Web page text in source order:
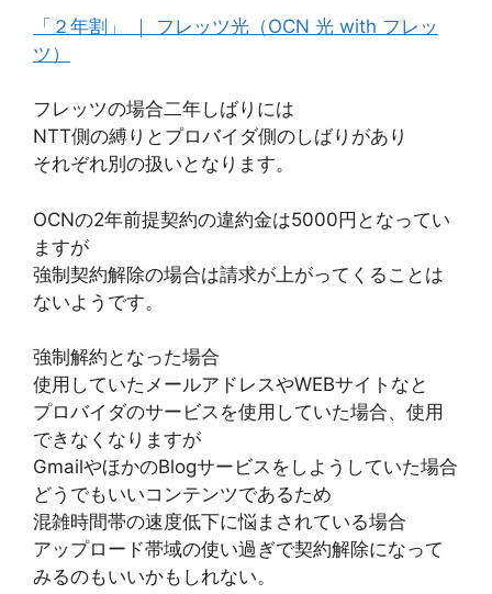
「２年割」 ｜ フレッツ光（OCN 光 with フレッ
ツ）
フレッツの場合二年しばりには
NTT側の縛りとプロバイダ側のしばりがあり
それぞれ別の扱いとなります。
OCNの2年前提契約の違約金は5000円となってい
ますが
強制契約解除の場合は請求が上がってくることは
ないようです。
強制解約となった場合
使用していたメールアドレスやWEBサイトなと
プロバイダのサービスを使用していた場合、使用
できなくなりますが
GmailやほかのBlogサービスをしようしていた場合
どうでもいいコンテンツであるため
混雑時間帯の速度低下に悩まされている場合
アップロード帯域の使い過ぎで契約解除になって
みるのもいいかもしれない。